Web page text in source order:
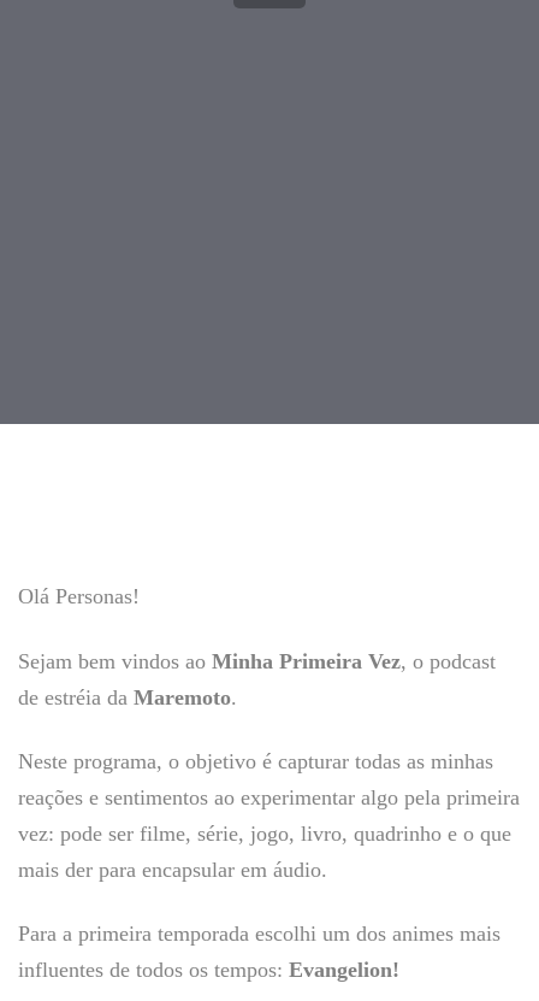
Olá Personas!
Sejam bem vindos ao Minha Primeira Vez, o podcast
de estréia da Maremoto.
Neste programa, o objetivo é capturar todas as minhas
reações e sentimentos ao experimentar algo pela primeira
vez: pode ser filme, série, jogo, livro, quadrinho e o que
mais der para encapsular em áudio.
Para a primeira temporada escolhi um dos animes mais
influentes de todos os tempos: Evangelion!